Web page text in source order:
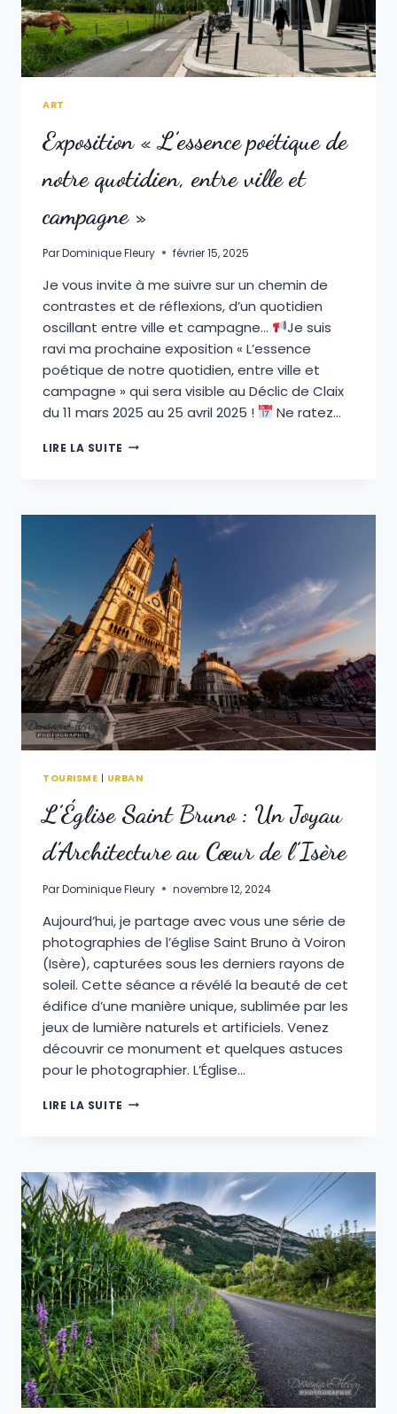
ART
Exposition « L’essence poétique de
notre quotidien, entre ville et
campagne »
ParDominique Fleury février 15, 2025
Je vous invite à me suivre sur un chemin de
contrastes et de réflexions, d’un quotidien
oscillant entre ville et campagne…
Je suis
ravi ma prochaine exposition « L’essence
poétique de notre quotidien, entre ville et
campagne » qui sera visible au Déclic de Claix
du 11 mars 2025 au 25 avril 2025 !
Ne ratez…
LIRE LA SUITE EXPOSITION
NOTRE
QUOTIDIEN,
ENTRE
VILLE
ET
CAMPAGNE »
TOURISME | URBAN
L’Église Saint Bruno : Un Joyau
d’Architecture au Cœur de l’Isère
ParDominique Fleury novembre 12, 2024
Aujourd’hui, je partage avec vous une série de
photographies de l’église Saint Bruno à Voiron
(Isère), capturées sous les derniers rayons de
soleil. Cette séance a révélé la beauté de cet
édifice d’une manière unique, sublimée par les
jeux de lumière naturels et artificiels. Venez
découvrir ce monument et quelques astuces
pour le photographier. L’Église…
LIRE LA SUITE L’ÉGLISE
UN
JOYAU
D’ARCHITECTURE
AU
CŒUR
DE
L’ISÈRE